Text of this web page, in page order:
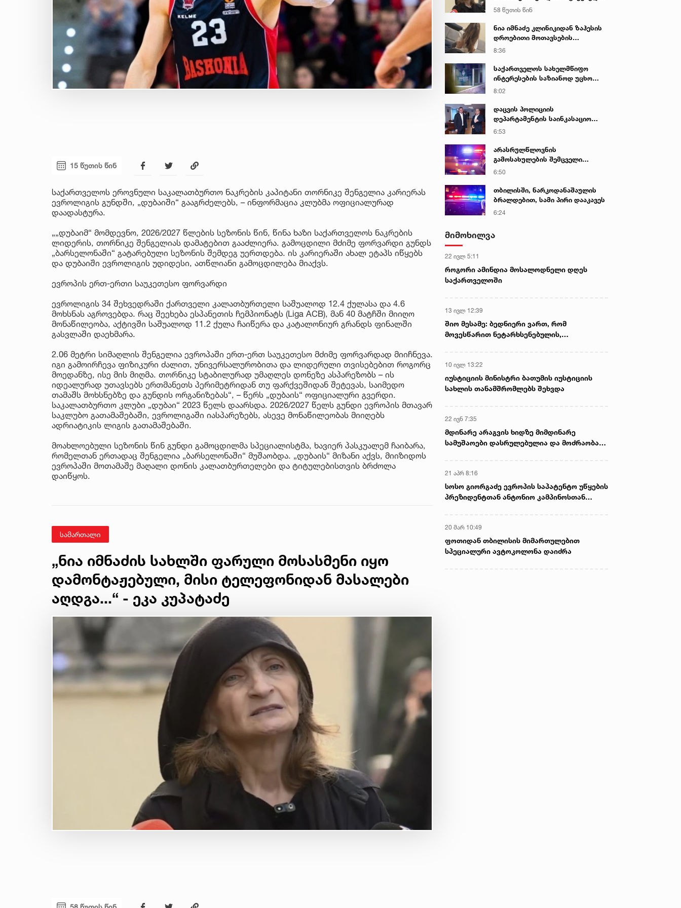
15 წუთის წინ
საქართველოს ეროვნული საკალათბურთო ნაკრების კაპიტანი თორნიკე შენგელია კარიერას
ევროლიგის გუნდში, „დუბაიში“ გააგრძელებს, – ინფორმაცია კლუბმა ოფიციალურად
დაადასტურა.
„„დუბაიმ“ მომდევნო, 2026/2027 წლების სეზონის წინ, წინა ხაზი საქართველოს ნაკრების
ლიდერის, თორნიკე შენგელიას დამატებით გააძლიერა. გამოცდილი მძიმე ფორვარდი გუნდს
„ბარსელონაში“ გატარებული სეზონის შემდეგ უერთდება. ის კარიერაში ახალ ეტაპს იწყებს
და დუბაიში ევროლიგის უდიდესი, ათწლიანი გამოცდილება მიაქვს.
ევროპის ერთ-ერთი საუკეთესო ფორვარდი
ევროლიგის 34 შეხვედრაში ქართველი კალათბურთელი საშუალოდ 12.4 ქულასა და 4.6
მოხსნას აგროვებდა. რაც შეეხება ესპანეთის ჩემპიონატს (Liga ACB), მან 40 მატჩში მიიღო
მონაწილეობა, აქტივში საშუალოდ 11.2 ქულა ჩაიწერა და კატალონიურ გრანდს ფინალში
გასვლაში დაეხმარა.
2.06 მეტრი სიმაღლის შენგელია ევროპაში ერთ-ერთ საუკეთესო მძიმე ფორვარდად მიიჩნევა.
იგი გამოირჩევა ფიზიკური ძალით, უნივერსალურობითა და ლიდერული თვისებებით როგორც
მოედანზე, ისე მის მიღმა. თორნიკე სტაბილურად უმაღლეს დონეზე ასპარეზობს – ის
იდეალურად უთავსებს ერთმანეთს პერიმეტრიდან თუ ფარქვეშიდან შეტევას, საიმედო
თამაშს მოხსნებზე და გუნდის ორგანიზებას“, – წერს „დუბაის“ ოფიციალური გვერდი.
საკალათბურთო კლუბი „დუბაი“ 2023 წელს დაარსდა. 2026/2027 წელს გუნდი ევროპის მთავარ
საკლუბო გათამაშებაში, ევროლიგაში იასპარეზებს, ასევე მონაწილეობას მიიღებს
ადრიატიკის ლიგის გათამაშებაში.
მოახლოებული სეზონის წინ გუნდი გამოცდილმა სპეციალისტმა, ხავიერ პასკუალემ ჩაიბარა,
რომელთან ერთადაც შენგელია „ბარსელონაში“ მუშაობდა. „დუბაის“ მიზანი აქვს, მიიზიდოს
ევროპაში მოთამაშე მაღალი დონის კალათბურთელები და ტიტულებისთვის ბრძოლა
დაიწყოს.
სამართალი
„ნია იმნაძის სახლში ფარული მოსასმენი იყო
დამონტაჟებული, მისი ტელეფონიდან მასალები
აღდგა...“ - ეკა კუპატაძე
მისი ტელეფონიდან მასალები
აღდგა...“ - ეკა კუპატაძე
58 წუთის წინ
ნია იმნაძე კლინიკიდან ზაჰესის
დროებითი მოთავსების
იზოლატორში გადაიყვანეს
8:36
საქართველოს სახელმწიფო
ინტერესების საზიანოდ უცხო
ქვეყნიდან მართულ და
დისკრედიტაციულ კამპანიასთან
დაკავშირებით საბოტაჟის
8:02
დაცვის პოლიციის
დეპარტამენტის საინკასაციო
მომსახურების ხარისხის
უსაფრთხოების გაძლიერების
მიზნით, მონიტორინგის ახალი
6:53
არასრულწლოვნის
გამოსახულების შემცველი
პორნოგრაფიული ნაწარმოების
გავრცელებისთვის
არასრულწლოვანი დააკავეს
6:50
თბილისში, ნარკოდანაშაულის
ბრალდებით, სამი პირი დააკავეს
6:24
მიმოხილვა
22 ივლ 5:11
როგორი ამინდია მოსალოდნელი დღეს
საქართველოში
13 ივლ 12:39
შიო მესამე: ბედნიერი ვართ, რომ
მოვესწარით ნეტარხსენებულის,
10 ივლ 13:22
იუსტიციის მინისტრი ბათუმის იუსტიციის
სახლის თანამშრომლებს შეხვდა
22 ივნ 7:35
მდინარე არაგვის ხიდზე მიმდინარე
სამუშაოები დასრულებულია და მოძრაობა
21 აპრ 8:16
სოსო გიორგაძე ევროპის საპატენტო უწყების
პრეზიდენტთან ანტონიო კამპინოსთან
20 მარ 10:49
ფოთიდან თბილისის მიმართულებით
სპეციალური ავტოკოლონა დაიძრა